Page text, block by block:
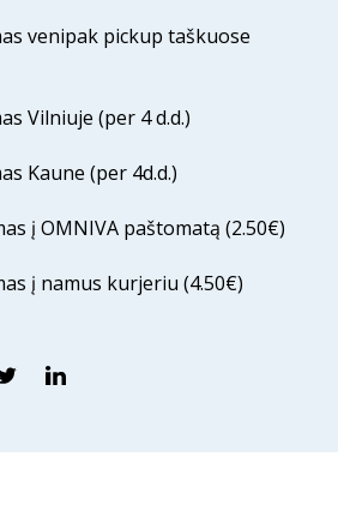
venipak pickup taškuose
Vilniuje (per 4 d.d.)
Kaune (per 4d.d.)
į OMNIVA paštomatą (2.50€)
į namus kurjeriu (4.50€)